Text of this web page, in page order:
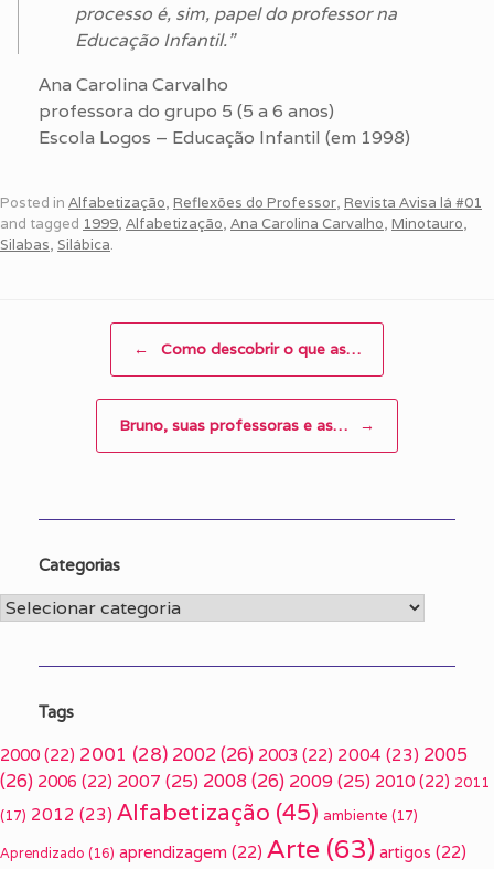
processo é, sim, papel do professor na
Educação Infantil.”
Ana Carolina Carvalho
professora do grupo 5 (5 a 6 anos)
Escola Logos – Educação Infantil (em 1998)
Posted in Alfabetização, Reflexões do Professor, Revista Avisa lá #01
and tagged 1999, Alfabetização, Ana Carolina Carvalho, Minotauro,
Silabas, Silábica.
← Como descobrir o que as…
Bruno, suas professoras e as… →
Categorias
Categorias
Tags
2000 (22) 2001 (28) 2002(26) 2003 (22) 2004 (23) 2005
(26) 2006 (22) 2007 (25) 2008(26) 2009(25) 2010 (22) 2011
(17) 2012 (23) Alfabetização (45) ambiente (17)
Aprendizado (16) aprendizagem (22) Arte (63) artigos (22)